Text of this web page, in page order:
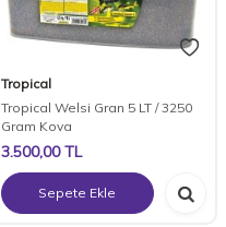
Tropical
Tropical Welsi Gran 5 LT / 3250
Gram Kova
3.500,00TL
Sepete Ekle